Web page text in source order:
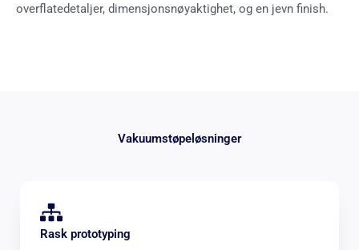
overflatedetaljer, dimensjonsnøyaktighet, og en jevn finish.
Vakuumstøpeløsninger
Rask prototyping